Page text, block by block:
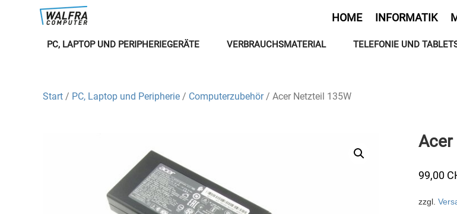
HOME INFORMATIK
PC, LAPTOP UND PERIPHERIEGERÄTE VERBRAUCHSMATERIAL TELEFONIE UND
Start / PC, Laptop und Peripherie / Computerzubehör/ Acer Netzteil 135W
Acer
99,00
zzgl.